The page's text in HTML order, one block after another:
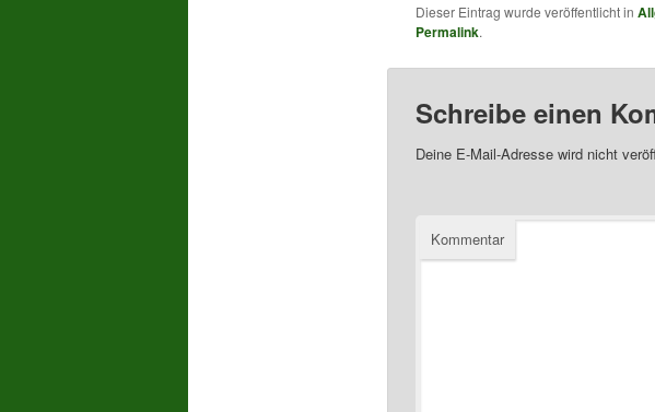
Dieser Eintrag wurde veröffentlicht in
Permalink.
Schreibe einen
Deine E-Mail-Adresse wird nicht
Kommentar